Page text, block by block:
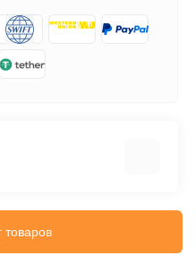
товаров